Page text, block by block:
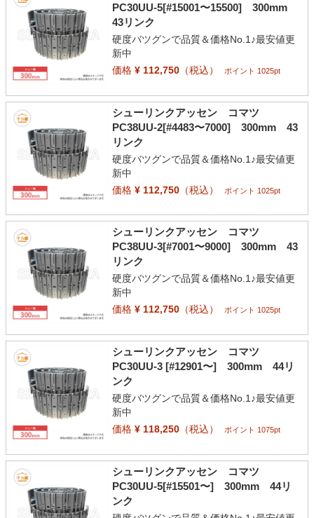
PC30UU-5[#15001〜15500] 300mm
43リンク
硬度バツグンで品質＆価格No.1♪最安値更
新中
価格¥ 112,750（税込） ポイント 1025pt
シューリンクアッセン コマツ
PC38UU-2[#4483〜7000] 300mm 43
リンク
硬度バツグンで品質＆価格No.1♪最安値更
新中
価格¥ 112,750（税込） ポイント 1025pt
シューリンクアッセン コマツ
PC38UU-3[#7001〜9000] 300mm 43
リンク
硬度バツグンで品質＆価格No.1♪最安値更
新中
価格¥ 112,750（税込） ポイント 1025pt
シューリンクアッセン コマツ
PC30UU-3 [#12901〜] 300mm 44リ
ンク
硬度バツグンで品質＆価格No.1♪最安値更
新中
価格¥ 118,250（税込） ポイント 1075pt
シューリンクアッセン コマツ
PC30UU-5[#15501〜] 300mm 44リ
ンク